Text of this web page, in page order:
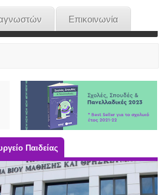
Επικοινωνία
Παιδείας